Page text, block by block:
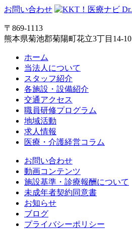
お問い合わせ
〒869-1113
熊本県菊池郡菊陽町花立3丁目14-10
ホーム
当法人について
スタッフ紹介
各施設・設備紹介
交通アクセス
職員研修プログラム
地域活動
求人情報
医療・介護経営コラム
お問い合わせ
動画コンテンツ
施設基準・診療報酬について
未成年者契約同意書
お知らせ
ブログ
プライバシーポリシー